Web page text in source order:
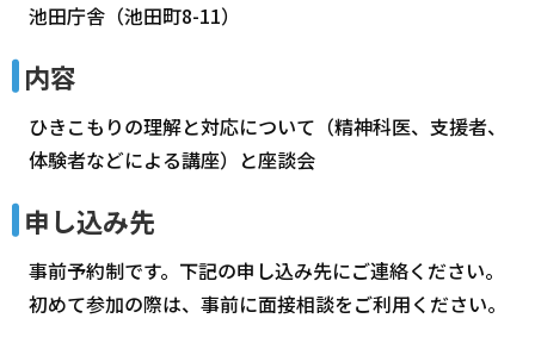
池田庁舎（池田町8-11）
内容
ひきこもりの理解と対応について（精神科医、支援者、
体験者などによる講座）と座談会
申し込み先
事前予約制です。下記の申し込み先にご連絡ください。
初めて参加の際は、事前に面接相談をご利用ください。